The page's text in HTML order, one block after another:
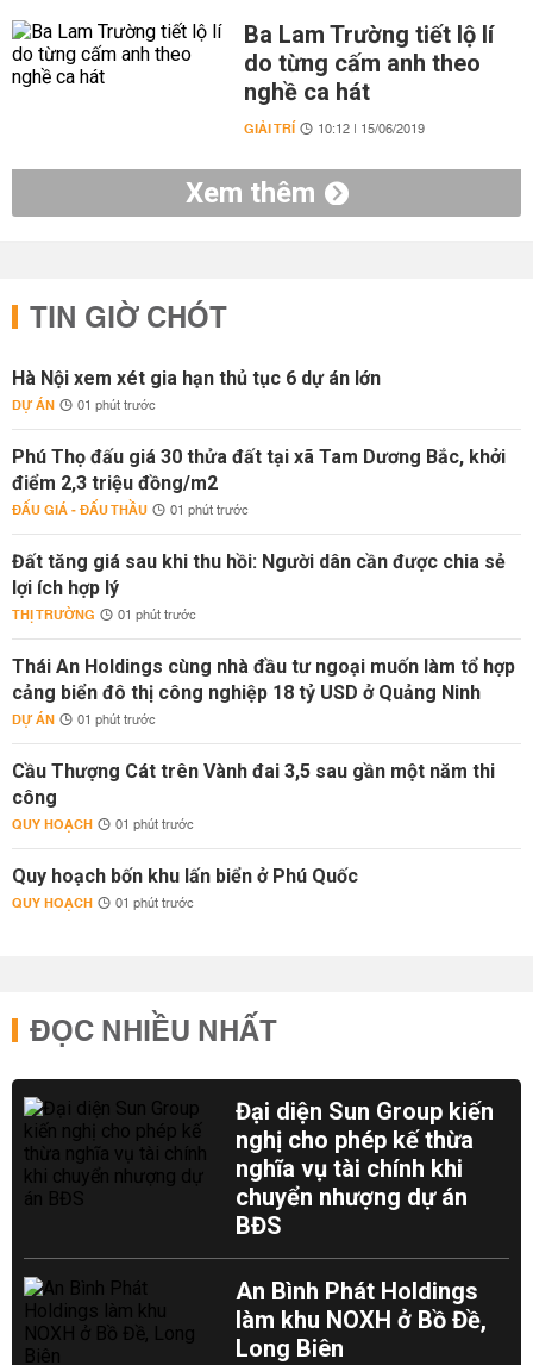
Ba Lam Trường tiết lộ lí
do từng cấm anh theo
nghề ca hát
GIẢI TRÍ 10:12 | 15/06/2019
Xem thêm
TIN GIỜ CHÓT
Hà Nội xem xét gia hạn thủ tục 6 dự án lớn
DỰ ÁN 01 phút trước
Phú Thọ đấu giá 30 thửa đất tại xã Tam Dương Bắc, khởi
điểm 2,3 triệu đồng/m2
ĐẤU GIÁ - ĐẤU THẦU 01 phút trước
Đất tăng giá sau khi thu hồi: Người dân cần được chia sẻ
lợi ích hợp lý
THỊ TRƯỜNG 01 phút trước
Thái An Holdings cùng nhà đầu tư ngoại muốn làm tổ hợp
cảng biển đô thị công nghiệp 18 tỷ USD ở Quảng Ninh
DỰ ÁN 01 phút trước
Cầu Thượng Cát trên Vành đai 3,5 sau gần một năm thi
công
QUY HOẠCH 01 phút trước
Quy hoạch bốn khu lấn biển ở Phú Quốc
QUY HOẠCH 01 phút trước
ĐỌC NHIỀU NHẤT
Đại diện Sun Group kiến
nghị cho phép kế thừa
nghĩa vụ tài chính khi
chuyển nhượng dự án
BĐS
An Bình Phát Holdings
làm khu NOXH ở Bồ Đề,
Long Biên